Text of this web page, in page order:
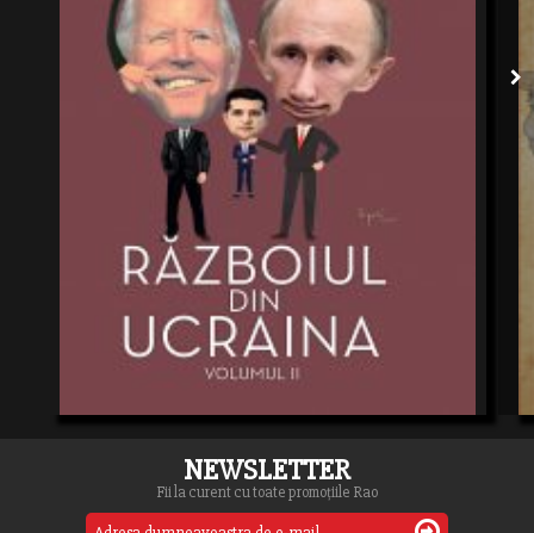
NEWSLETTER
Fii la curent cu toate promoțiile Rao